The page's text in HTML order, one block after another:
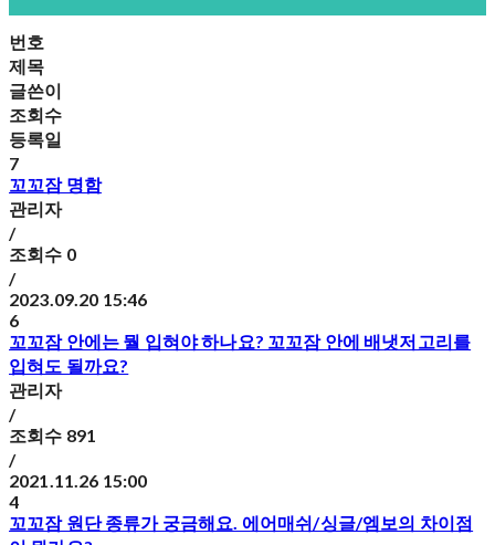
번호
제목
글쓴이
조회수
등록일
7
꼬꼬잠 명함
관리자
/
조회수 0
/
2023.09.20 15:46
6
꼬꼬잠 안에는 뭘 입혀야 하나요? 꼬꼬잠 안에 배냇저고리를
입혀도 될까요?
관리자
/
조회수 891
/
2021.11.26 15:00
4
꼬꼬잠 원단 종류가 궁금해요. 에어매쉬/싱글/엠보의 차이점